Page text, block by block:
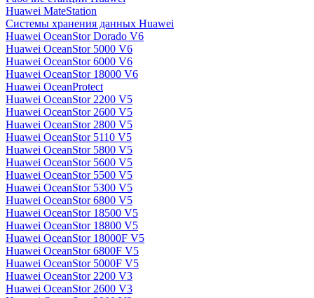
Huawei MateStation
Системы хранения данных Huawei
Huawei OceanStor Dorado V6
Huawei OceanStor 5000 V6
Huawei OceanStor 6000 V6
Huawei OceanStor 18000 V6
Huawei OceanProtect
Huawei OceanStor 2200 V5
Huawei OceanStor 2600 V5
Huawei OceanStor 2800 V5
Huawei OceanStor 5110 V5
Huawei OceanStor 5800 V5
Huawei OceanStor 5600 V5
Huawei OceanStor 5500 V5
Huawei OceanStor 5300 V5
Huawei OceanStor 6800 V5
Huawei OceanStor 18500 V5
Huawei OceanStor 18800 V5
Huawei OceanStor 18000F V5
Huawei OceanStor 6800F V5
Huawei OceanStor 5000F V5
Huawei OceanStor 2200 V3
Huawei OceanStor 2600 V3